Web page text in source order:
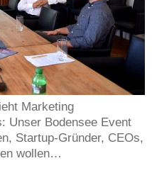
Marketing
Unser Bodensee Event
Startup-Gründer, CEOs,
wollen…